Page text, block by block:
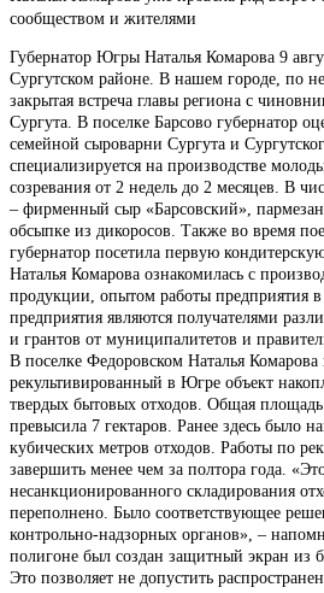
сообществом и жителями
Губернатор Югры Наталья Комарова 9
Сургутском районе. В нашем городе, по
закрытая встреча главы региона с
Сургута. В поселке Барсово губернатор
семейной сыроварни Сургута и
специализируется на производстве
созревания от 2 недель до 2 месяцев. В
– фирменный сыр «Барсовский»,
обсыпке из дикоросов. Также во время
губернатор посетила первую
Наталья Комарова ознакомилась с
продукции, опытом работы предприятия
предприятия являются получателями
и грантов от муниципалитетов и
В поселке Федоровском Наталья Комарова
рекультивированный в Югре объект
твердых бытовых отходов. Общая площадь
превысила 7 гектаров. Ранее здесь было
кубических метров отходов. Работы по
завершить менее чем за полтора года.
несанкционированного складирования
переполнено. Было соответствующее
контрольно-надзорных органов», –
полигоне был создан защитный экран из
Это позволяет не допустить